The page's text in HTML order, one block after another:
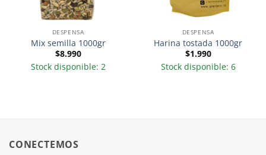
DESPENSA
Mix semilla 1000gr
$8.990
Stock disponible: 2
DESPENSA
Harina tostada 1000gr
$1.990
Stock disponible: 6
CONECTEMOS